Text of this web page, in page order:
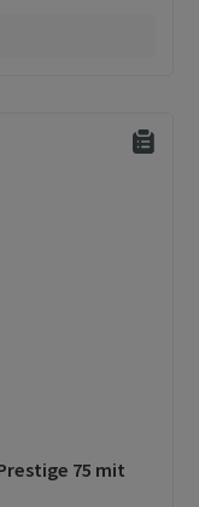
5 Sternen
75 mit